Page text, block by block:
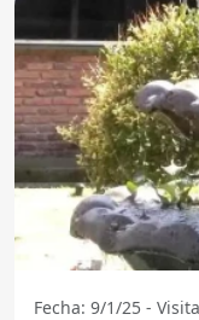
Fecha: 9/1/25 -